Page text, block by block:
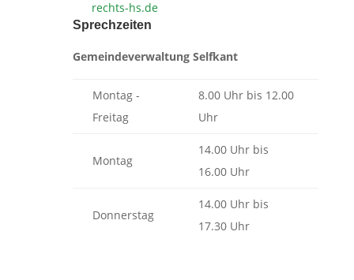
Sprechzeiten
Gemeindeverwaltung Selfkant
Montag -
Freitag
8.00 Uhr bis 12.00
Uhr
Montag
14.00 Uhr bis
16.00 Uhr
Donnerstag
14.00 Uhr bis
17.30 Uhr